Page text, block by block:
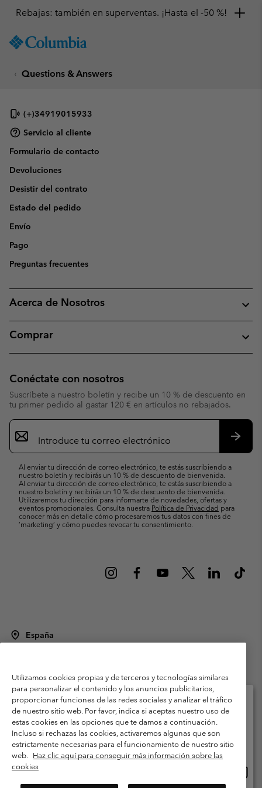
TO
SKIP
NAV
SKIP
SEARCH
Rebajas: también en superventas. ¡Hasta el -50 %!
Questions & Answers
(+)34919015933
Servicio al cliente
Formulario de contacto
Devoluciones
Desistir del contrato
Estado del pedido
Envío
Pago
Preguntas frecuentes
Acerca de Nosotros
Comprar
Conéctate con nosotros
Suscríbete a nuestro boletín y recibe un 10 % de descuento en
tu primer pedido al gastar 120 € en artículos no rebajados.
Suscripción
de
correo
Al enviar tu dirección de correo electrónico, te estás suscribiendo a
nuestro boletín y recibirás un 10 % de descuento de bienvenida.
Al enviar tu dirección de correo electrónico, te estás suscribiendo a
nuestro boletín y recibirás un 10 % de descuento de bienvenida.
Utilizaremos tu dirección para informarte de novedades, ofertas y
eventos promocionales. Consulta nuestra Política de Privacidad para
conocer más en detalle cómo procesaremos tus datos con fines de
’marketing’ y cómo puedes revocar tu consentimiento.
España
Condiciones de uso
Terminos de Venta
Garantía
Política de Privacidad
Términos y condiciones del programa de miembros
Términos De Uso Del Contenido Generado Por Los Usuarios
Impressum
Cookies Public CBCR
Utilizamos cookies propias y de terceros y tecnologías similares
para personalizar el contenido y los anuncios publicitarios,
proporcionar funciones de las redes sociales y analizar el tráfico
de nuestro sitio web. Por favor, indica si aceptas nuestro uso de
estas cookies en las opciones que te damos a continuación.
Incluso si rechazas las cookies, activaremos algunas que son
estrictamente necesarias para el funcionamiento de nuestro sitio
web. Haz clic aquí para conseguir más información sobre las
cookies
Selecciona tu país e idioma envío
Compras en línea disponibles